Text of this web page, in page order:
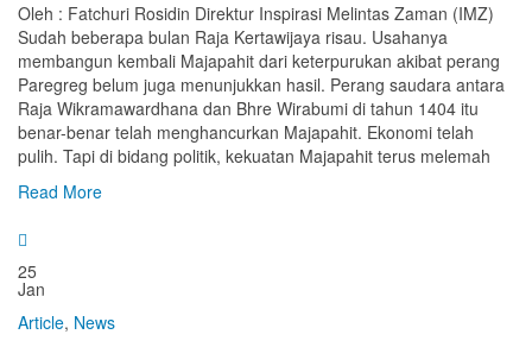
Oleh : Fatchuri Rosidin Direktur Inspirasi Melintas Zaman (IMZ)
Sudah beberapa bulan Raja Kertawijaya risau. Usahanya
membangun kembali Majapahit dari keterpurukan akibat perang
Paregreg belum juga menunjukkan hasil. Perang saudara antara
Raja Wikramawardhana dan Bhre Wirabumi di tahun 1404 itu
benar-benar telah menghancurkan Majapahit. Ekonomi telah
pulih. Tapi di bidang politik, kekuatan Majapahit terus melemah
Read More
25
Jan
Article, News